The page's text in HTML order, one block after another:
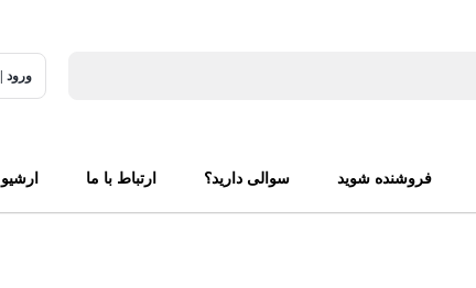
ورود
فروشنده شوید سوالی دارید؟ ارتباط با ما ارشیو